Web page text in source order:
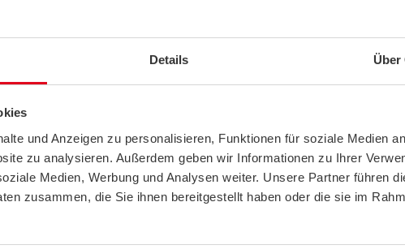
Details Über
und Anzeigen zu personalisieren, Funktionen für soziale Medien
zu analysieren. Außerdem geben wir Informationen zu Ihrer
Medien, Werbung und Analysen weiter. Unsere Partner führen
zusammen, die Sie ihnen bereitgestellt haben oder die sie im